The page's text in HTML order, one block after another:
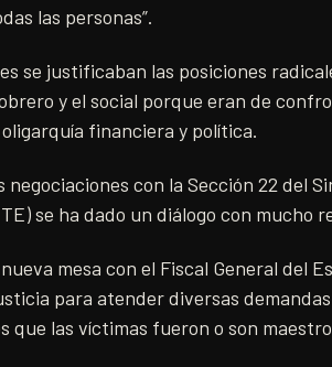
las personas”.
se justificaban las posiciones
y el social porque eran de
financiera y política.
negociaciones con la Sección 22 del
se ha dado un diálogo con mucho
mesa con el Fiscal General del
para atender diversas
que las víctimas fueron o son